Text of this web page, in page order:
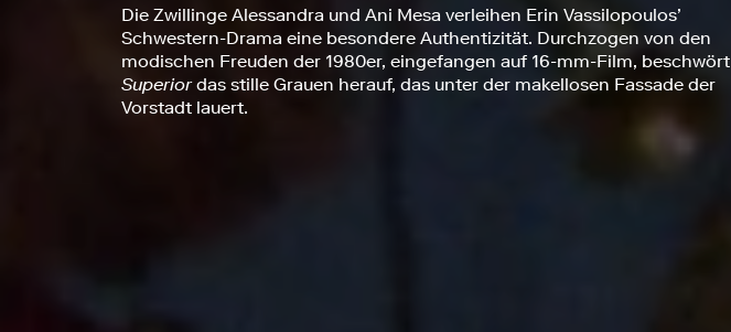
Die Zwillinge Alessandra und Ani Mesa verleihen Erin Vassilopoulos’
Schwestern-Drama eine besondere Authentizität. Durchzogen von den
modischen Freuden der 1980er, eingefangen auf 16-mm-Film, beschwört
Superiordas stille Grauen herauf, das unter der makellosen Fassade der
Vorstadt lauert.